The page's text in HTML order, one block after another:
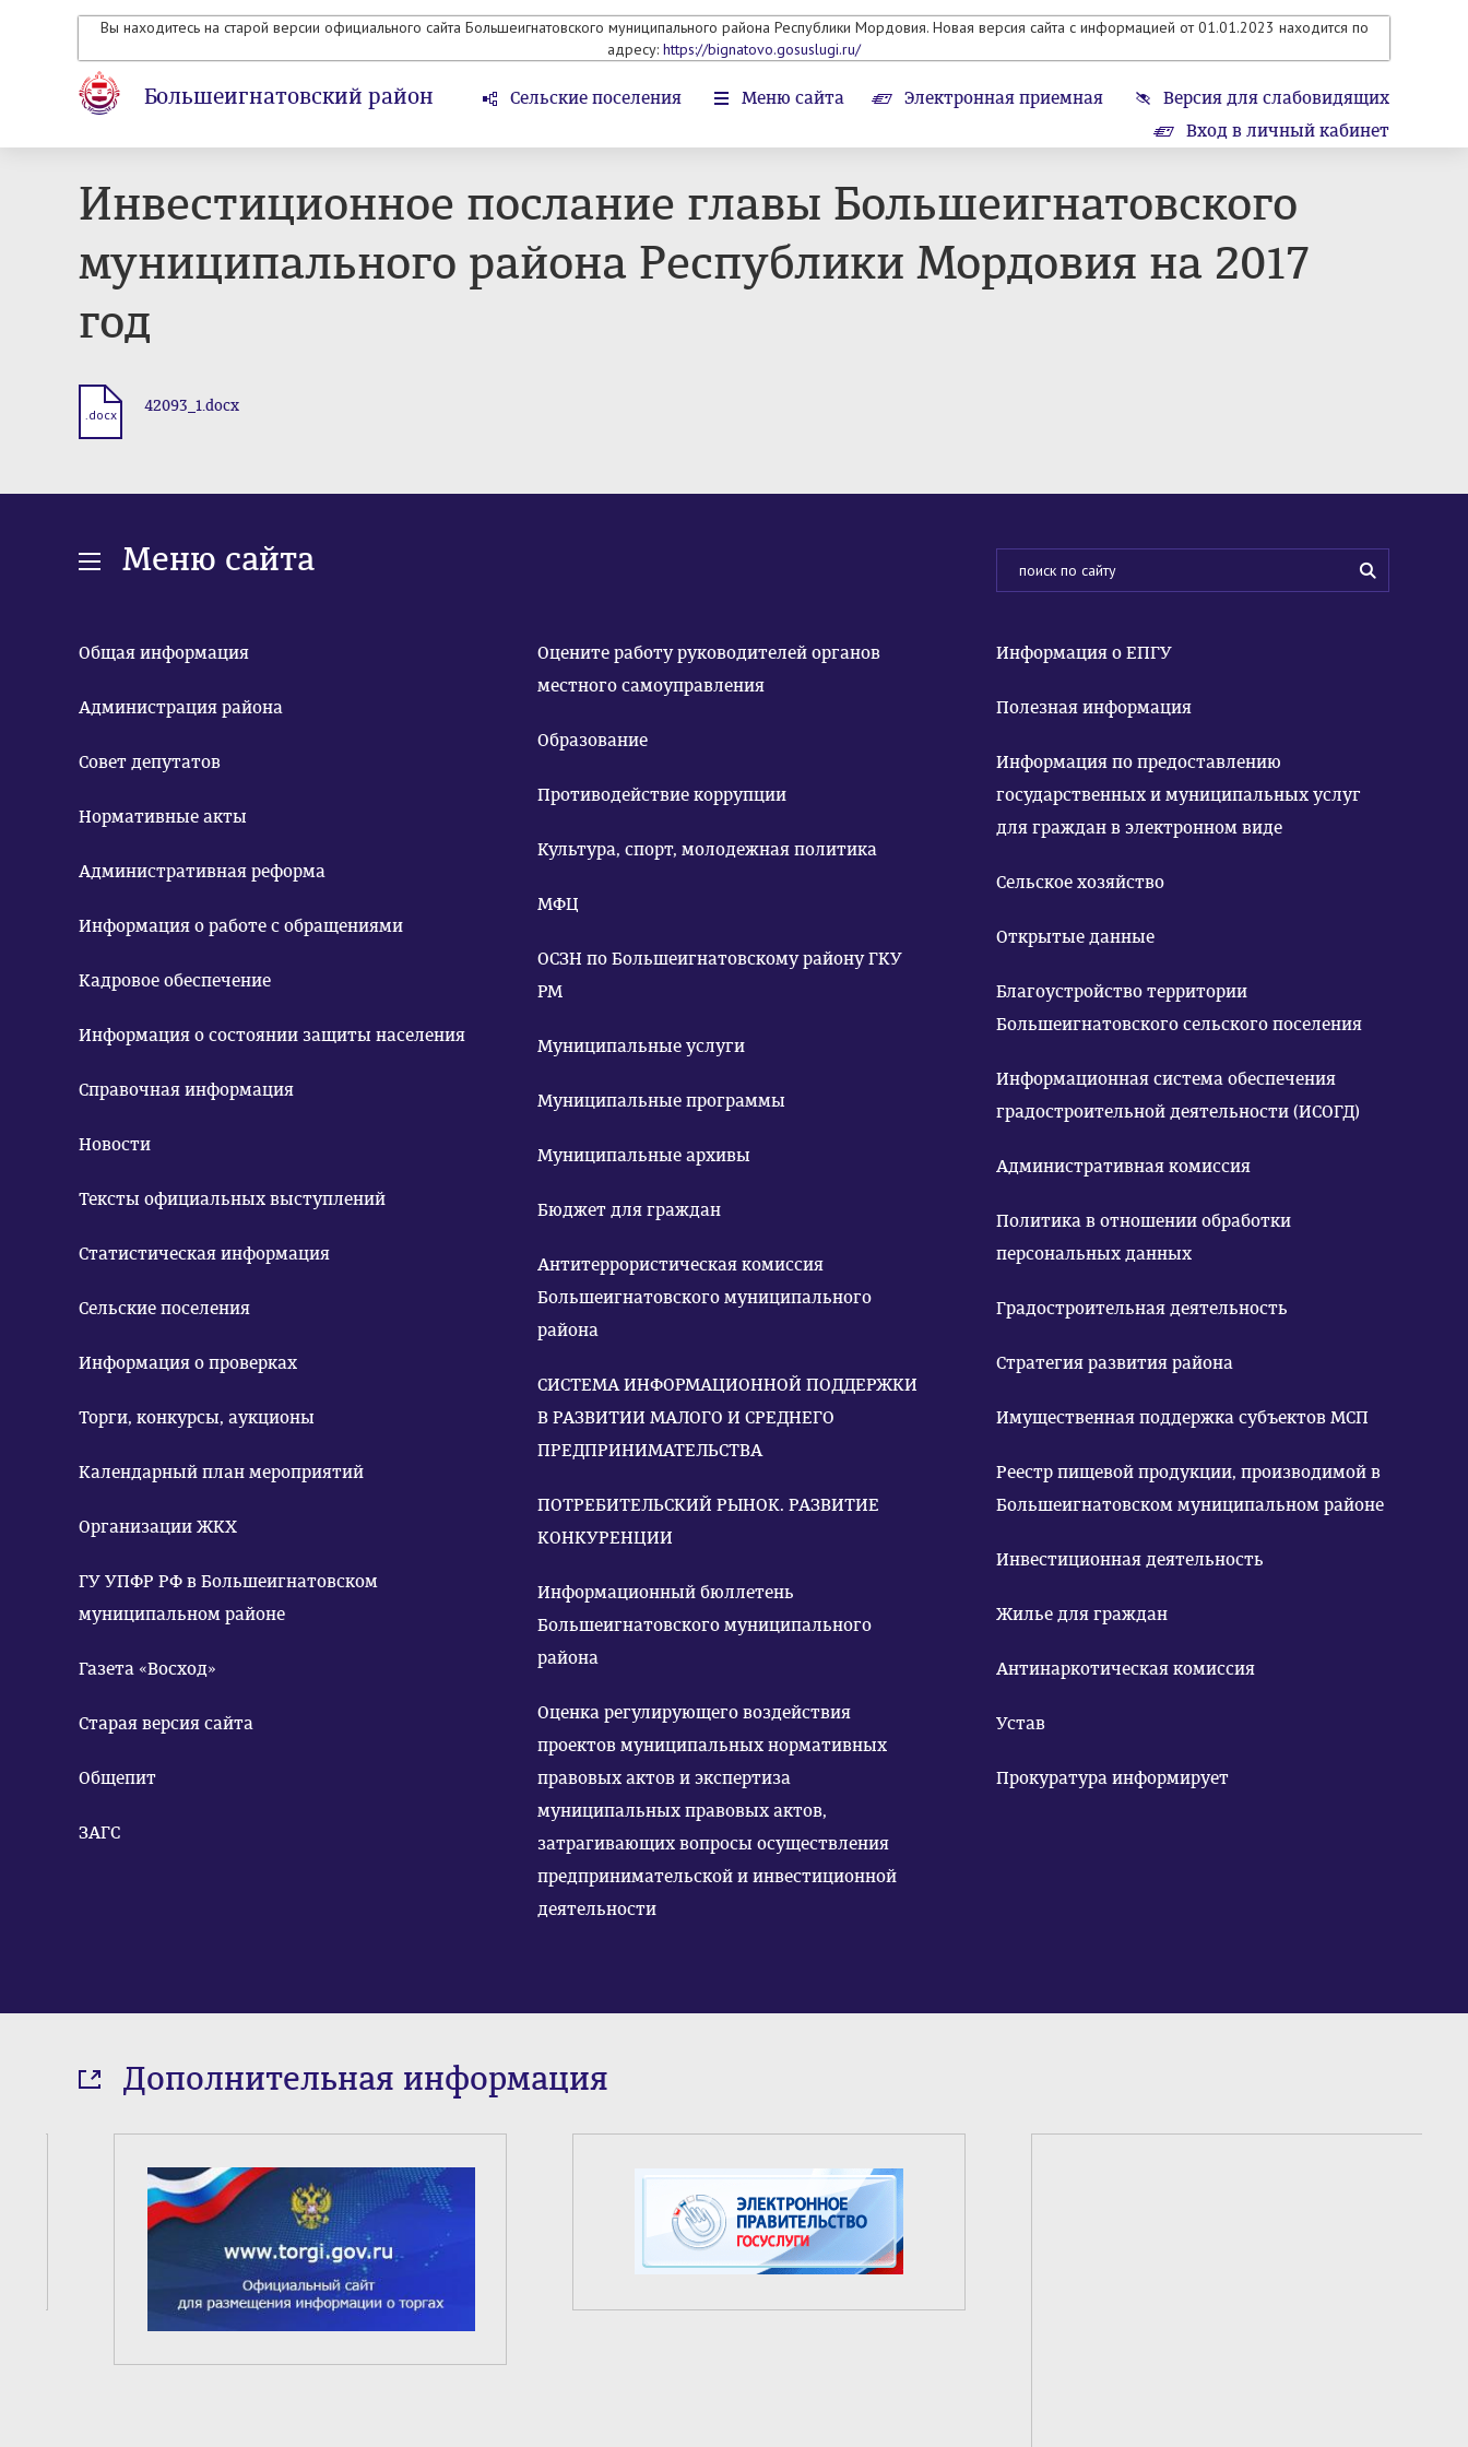
Вы находитесь на старой версии официального сайта Большеигнатовского муниципального района Республики Мордовия. Новая версия сайта с информацией от 01.01.2023 находится по
адресу: https://bignatovo.gosuslugi.ru/
Большеигнатовский район Сельские поселения Меню сайта Электронная приемная
Версия для слабовидящих
Вход в личный кабинет
Инвестиционное послание главы Большеигнатовского
муниципального района Республики Мордовия на 2017
год
.docx 42093_1.docx
Меню сайта
Общая информация
Администрация района
Совет депутатов
Нормативные акты
Административная реформа
Информация о работе с обращениями
Кадровое обеспечение
Информация о состоянии защиты населения
Справочная информация
Новости
Тексты официальных выступлений
Статистическая информация
Сельские поселения
Информация о проверках
Торги, конкурсы, аукционы
Календарный план мероприятий
Организации ЖКХ
ГУ УПФР РФ в Большеигнатовском
муниципальном районе
Газета «Восход»
Старая версия сайта
Общепит
ЗАГС
Оцените работу руководителей органов
местного самоуправления
Образование
Противодействие коррупции
Культура, спорт, молодежная политика
МФЦ
ОСЗН по Большеигнатовскому району ГКУ
РМ
Муниципальные услуги
Муниципальные программы
Муниципальные архивы
Бюджет для граждан
Антитеррористическая комиссия
Большеигнатовского муниципального
района
СИСТЕМА ИНФОРМАЦИОННОЙ ПОДДЕРЖКИ
В РАЗВИТИИ МАЛОГО И СРЕДНЕГО
ПРЕДПРИНИМАТЕЛЬСТВА
ПОТРЕБИТЕЛЬСКИЙ РЫНОК. РАЗВИТИЕ
КОНКУРЕНЦИИ
Информационный бюллетень
Большеигнатовского муниципального
района
Оценка регулирующего воздействия
проектов муниципальных нормативных
правовых актов и экспертиза
муниципальных правовых актов,
затрагивающих вопросы осуществления
предпринимательской и инвестиционной
деятельности
Информация о ЕПГУ
Полезная информация
Информация по предоставлению
государственных и муниципальных услуг
для граждан в электронном виде
Сельское хозяйство
Открытые данные
Благоустройство территории
Большеигнатовского сельского поселения
Информационная система обеспечения
градостроительной деятельности (ИСОГД)
Административная комиссия
Политика в отношении обработки
персональных данных
Градостроительная деятельность
Стратегия развития района
Имущественная поддержка субъектов МСП
Реестр пищевой продукции, производимой в
Большеигнатовском муниципальном районе
Инвестиционная деятельность
Жилье для граждан
Антинаркотическая комиссия
Устав
Прокуратура информирует
Дополнительная информация